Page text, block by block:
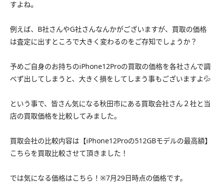
すよね。
例えば、B社さんやG社さんなんかがございますが、買取の価格
は査定に出すところで大きく変わるのをご存知でしょうか？
予めご自身のお持ちのiPhone12Proの買取の価格を各社さんで調
べず出してしまうと、大きく損をしてしまう事もございますよ💦
という事で、皆さん気になる秋田市にある買取会社さん２社と当
店の買取価格を比較してみました。
買取会社の比較内容は【iPhone12Proの512GBモデルの最高額】
こちらを買取比較させて頂きました！
では気になる価格はこちら！※7月29日時点の価格です。